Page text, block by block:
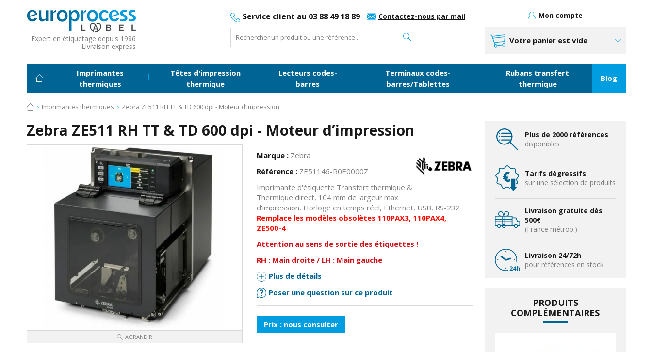
Expert en étiquetage depuis 1986
Livraison express
Service client au 03 88 49 18 89 Contactez-nous par mail Mon compte
Votre panier est vide
Imprimantes
thermiques
Têtes d'impression
thermique
Lecteurs codes-
barres
Terminaux codes-
barres/Tablettes
Rubans transfert
thermique
Blog
Imprimantes thermiques Zebra ZE511 RH TT & TD 600 dpi - Moteur d’impression
Zebra ZE511 RH TT & TD 600 dpi - Moteur d’impression
AGRANDIR
Marque : Zebra
Référence : ZE51146-R0E0000Z
Imprimante d'étiquette Transfert thermique &
Thermique direct, 104 mm de largeur max
d'impression, Horloge en temps réel, Ethernet, USB, RS-232
Remplace les modèles obsolètes 110PAX3, 110PAX4,
ZE500-4
Attention au sens de sortie des étiquettes !
RH : Main droite / LH : Main gauche
Plus de détails
Poser une question sur ce produit
Prix : nous consulter
Plus de 2000 références
disponibles
Tarifs dégressifs
sur une sélection de produits
Livraison gratuite dès
500€
(France métrop.)
Livraison 24/72h
pour références en stock
PRODUITS
COMPLÉMENTAIRES